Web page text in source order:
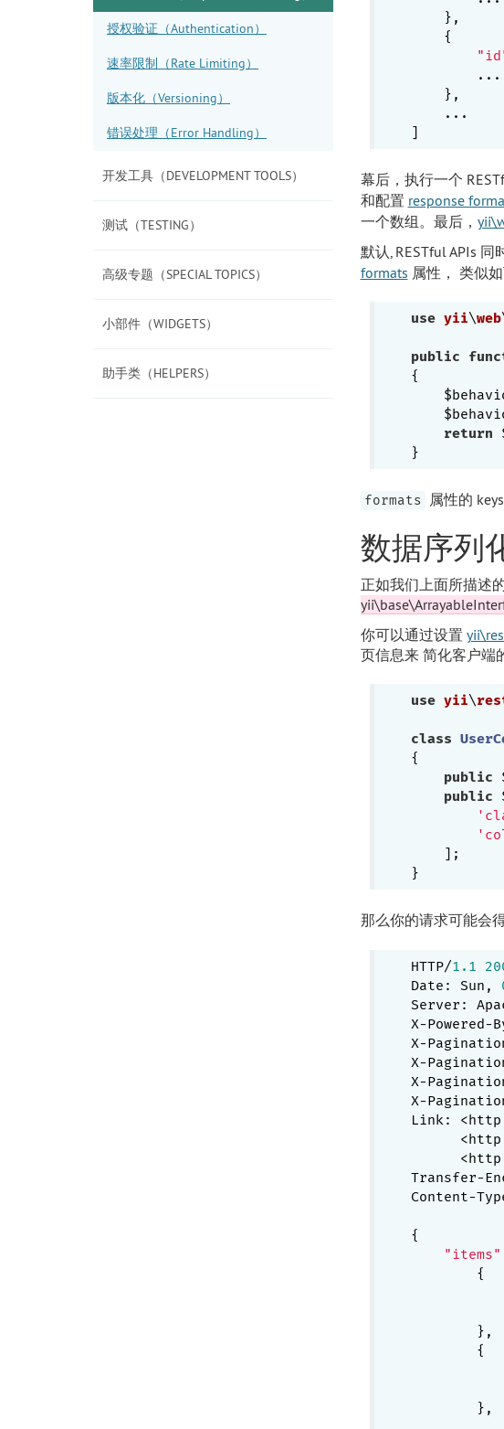
授权验证（Authentication）
速率限制（Rate Limiting）
版本化（Versioning）
错误处理（Error Handling）
开发工具（DEVELOPMENT TOOLS）
测试（TESTING）
高级专题（SPECIAL TOPICS）
小部件（WIDGETS）
助手类（HELPERS）
    },
    {
        ...
    },
    ...
幕后，执行一个
和配置 response
一个数组。最后，
默认, RESTful APIs
formats 属性， 类似
use yii\web
public
{
return
formats 属性的
数据序列
正如我们上面所描述
你可以通过设置
页信息来 简化客户端
use yii\
class
{
public
public
    ];
那么你的请求可能会
HTTP/1.1
Date: Sun,
Server:
X-Powered-
X-
X-
X-
X-
Link:
Transfer-
Content-
{
"items"
        {
        },
        {
        },